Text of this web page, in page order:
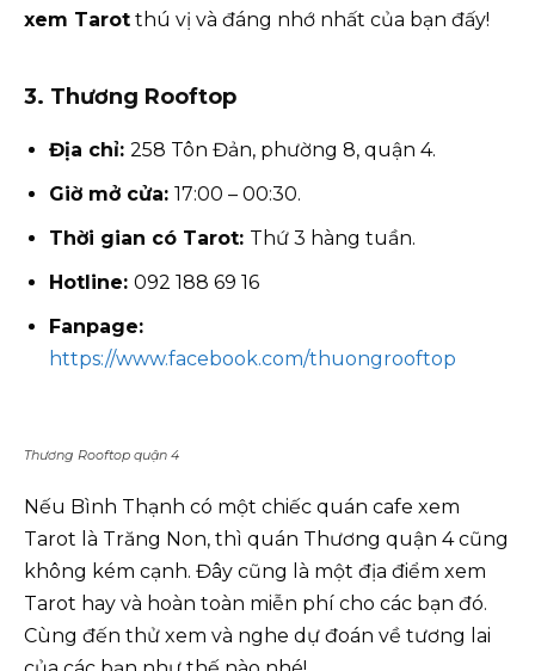
xem Tarot thú vị và đáng nhớ nhất của bạn đấy!
3. Thương Rooftop
Địa chỉ: 258 Tôn Đản, phường 8, quận 4.
Giờ mở cửa: 17:00 – 00:30.
Thời gian có Tarot: Thứ 3 hàng tuần.
Hotline: 092 188 69 16
Fanpage:
https://www.facebook.com/thuongrooftop
Thương Rooftop quận 4
Nếu Bình Thạnh có một chiếc quán cafe xem
Tarot là Trăng Non, thì quán Thương quận 4 cũng
không kém cạnh. Đây cũng là một địa điểm xem
Tarot hay và hoàn toàn miễn phí cho các bạn đó.
Cùng đến thử xem và nghe dự đoán về tương lai